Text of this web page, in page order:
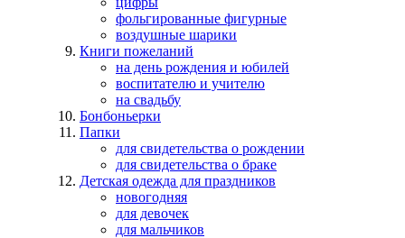
фольгированные фигурные
воздушные шарики
Книги пожеланий
на день рождения и юбилей
воспитателю и учителю
на свадьбу
Бонбоньерки
Папки
для свидетельства о рождении
для свидетельства о браке
Детская одежда для праздников
новогодняя
для девочек
для мальчиков